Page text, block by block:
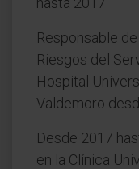
Responsable
Riesgos del
Hospital
Valdemoro
Desde 2017
en la Clínica